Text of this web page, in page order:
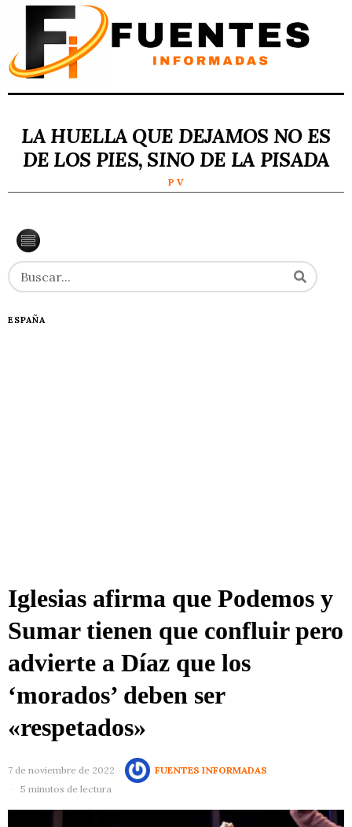
LA HUELLA QUE DEJAMOS NO ES
DE LOS PIES, SINO DE LA PISADA
P V
ESPAÑA
Iglesias afirma que Podemos y
Sumar tienen que confluir pero
advierte a Díaz que los
‘morados’ deben ser
«respetados»
7 de noviembre de 2022
FUENTES INFORMADAS
5 minutos de lectura